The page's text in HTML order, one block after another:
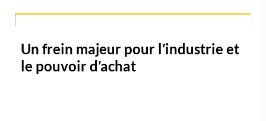
Un frein majeur pour l’industrie et
le pouvoir d’achat